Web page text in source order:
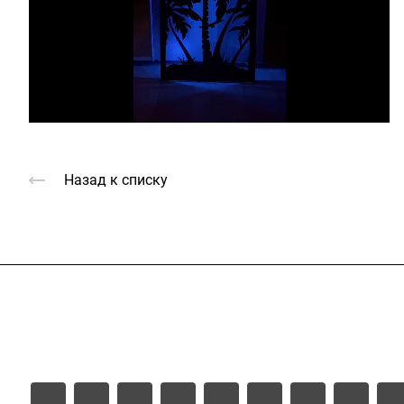
Video
Назад к списку